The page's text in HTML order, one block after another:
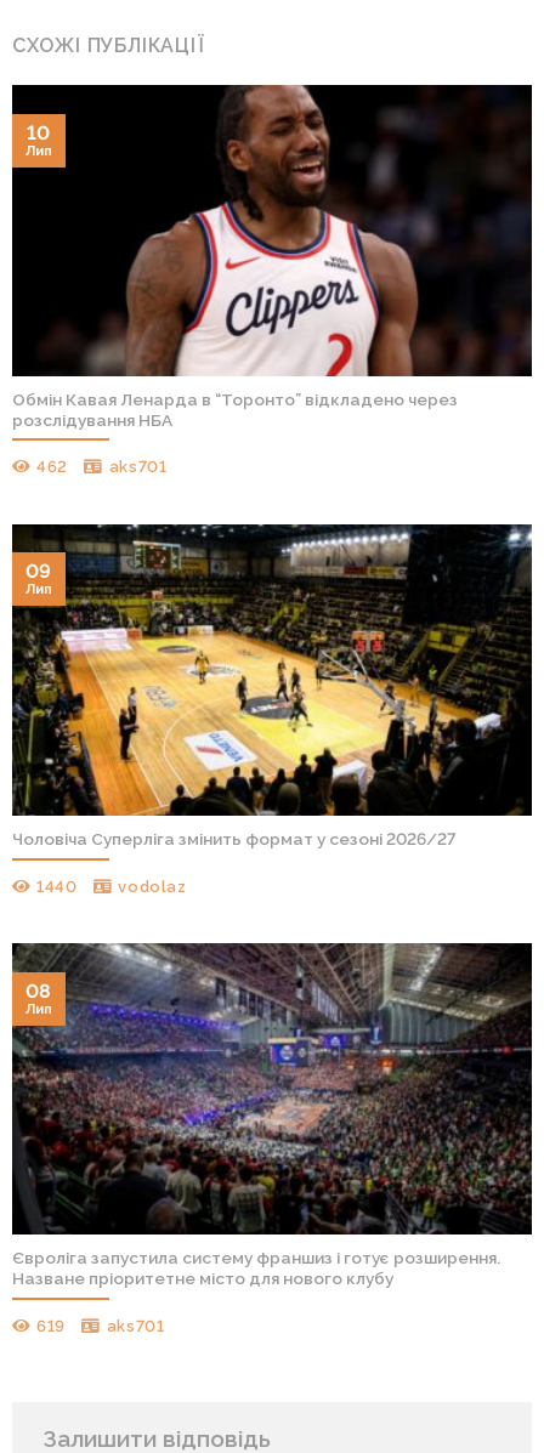
СХОЖІ ПУБЛІКАЦІЇ
Обмін Кавая Ленарда в “Торонто” відкладено через
розслідування НБА
462 aks701
10
Лип
Чоловіча Суперліга змінить формат у сезоні 2026/27
1440 vodolaz
09
Лип
Євроліга запустила систему франшиз і готує розширення.
Назване пріоритетне місто для нового клубу
619 aks701
08
Лип
Залишити відповідь